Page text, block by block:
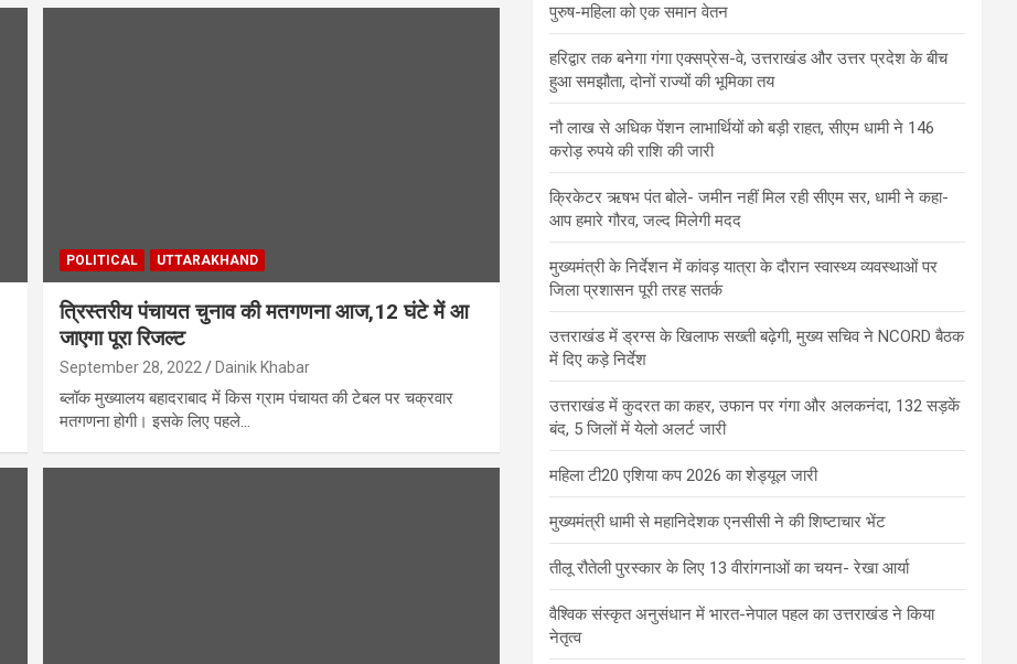
POLITICAL UTTARAKHAND
त्रिस्तरीय पंचायत चुनाव की मतगणना आज,12 घंटे में आ
जाएगा पूरा रिजल्ट
September 28, 2022 Dainik Khabar
ब्लॉक मुख्यालय बहादराबाद में किस ग्राम पंचायत की टेबल पर चक्रवार
मतगणना होगी। इसके लिए पहले…
पुरुष-महिला को एक समान वेतन
हरिद्वार तक बनेगा गंगा एक्सप्रेस-वे, उत्तराखंड और उत्तर प्रदेश के बीच
हुआ समझौता, दोनों राज्यों की भूमिका तय
नौ लाख से अधिक पेंशन लाभार्थियों को बड़ी राहत, सीएम धामी ने 146
करोड़ रुपये की राशि की जारी
क्रिकेटर ऋषभ पंत बोले- जमीन नहीं मिल रही सीएम सर, धामी ने कहा-
आप हमारे गौरव, जल्द मिलेगी मदद
मुख्यमंत्री के निर्देशन में कांवड़ यात्रा के दौरान स्वास्थ्य व्यवस्थाओं पर
जिला प्रशासन पूरी तरह सतर्क
उत्तराखंड में ड्रग्स के खिलाफ सख्ती बढ़ेगी, मुख्य सचिव ने NCORD बैठक
में दिए कड़े निर्देश
उत्तराखंड में कुदरत का कहर, उफान पर गंगा और अलकनंदा, 132 सड़कें
बंद, 5 जिलों में येलो अलर्ट जारी
महिला टी20 एशिया कप 2026 का शेड्यूल जारी
मुख्यमंत्री धामी से महानिदेशक एनसीसी ने की शिष्टाचार भेंट
तीलू रौतेली पुरस्कार के लिए 13 वीरांगनाओं का चयन- रेखा आर्या
वैश्विक संस्कृत अनुसंधान में भारत-नेपाल पहल का उत्तराखंड ने किया
नेतृत्व